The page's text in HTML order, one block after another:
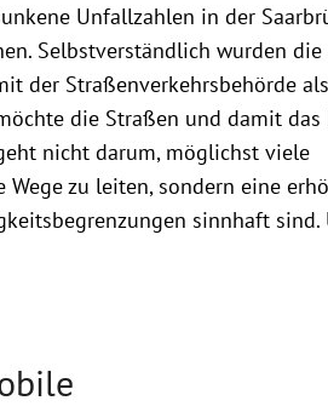
Unfallzahlen in der
Selbstverständlich wurden die
der Straßenverkehrsbehörde
die Straßen und damit das
nicht darum, möglichst viele
zu leiten, sondern eine
sinnhaft sind.